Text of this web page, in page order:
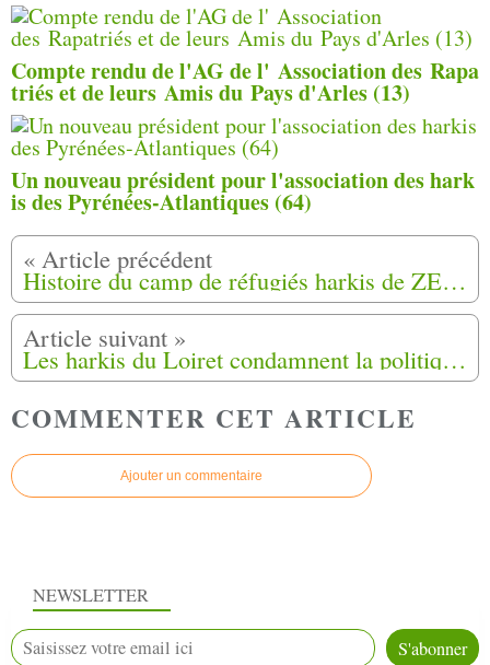
Compte rendu de l'AG de l' Association des Rapa
triés et de leurs Amis du Pays d'Arles (13)
Un nouveau président pour l'association des hark
is des Pyrénées-Atlantiques (64)
Histoire du camp de réfugiés harkis de ZERALDA (1962-1964) 14/16
Les harkis du Loiret condamnent la politique de Kader ARIF
COMMENTER CET ARTICLE
Ajouter un commentaire
NEWSLETTER